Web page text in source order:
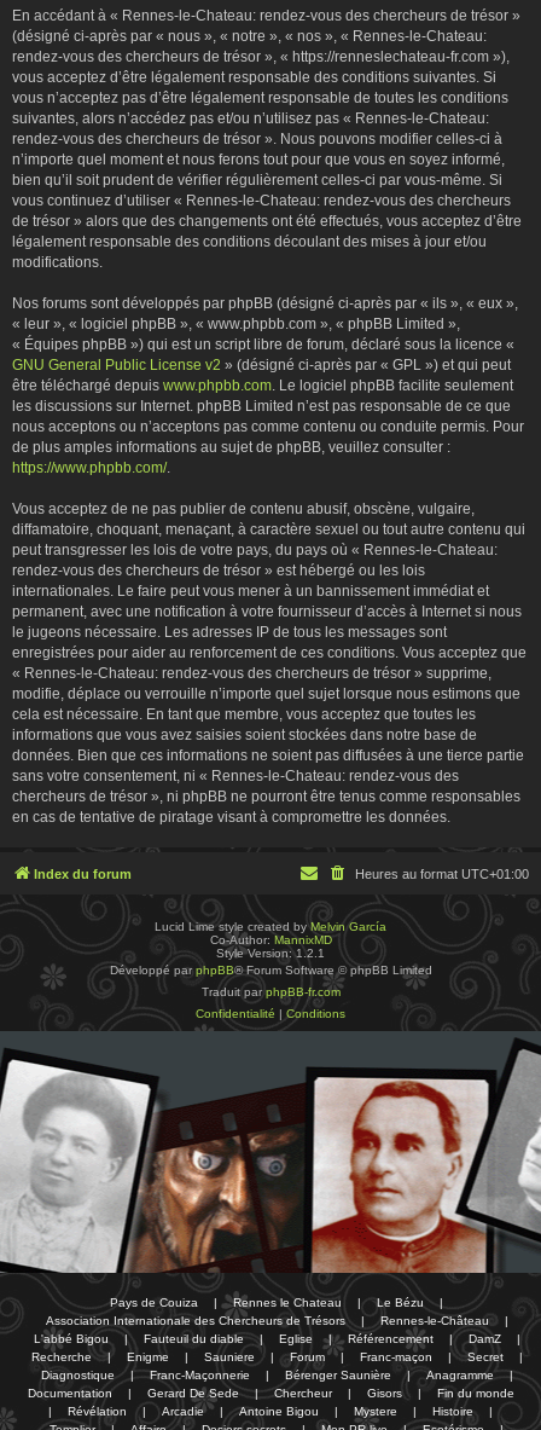
En accédant à « Rennes-le-Chateau: rendez-vous des chercheurs de trésor »
(désigné ci-après par « nous », « notre », « nos », « Rennes-le-Chateau:
rendez-vous des chercheurs de trésor », « https://renneslechateau-fr.com »),
vous acceptez d’être légalement responsable des conditions suivantes. Si
vous n’acceptez pas d’être légalement responsable de toutes les conditions
suivantes, alors n’accédez pas et/ou n’utilisez pas « Rennes-le-Chateau:
rendez-vous des chercheurs de trésor ». Nous pouvons modifier celles-ci à
n’importe quel moment et nous ferons tout pour que vous en soyez informé,
bien qu’il soit prudent de vérifier régulièrement celles-ci par vous-même. Si
vous continuez d’utiliser « Rennes-le-Chateau: rendez-vous des chercheurs
de trésor » alors que des changements ont été effectués, vous acceptez d’être
légalement responsable des conditions découlant des mises à jour et/ou
modifications.
Nos forums sont développés par phpBB (désigné ci-après par « ils », « eux »,
« leur », « logiciel phpBB », « www.phpbb.com », « phpBB Limited »,
« Équipes phpBB ») qui est un script libre de forum, déclaré sous la licence «
GNU General Public License v2 » (désigné ci-après par « GPL ») et qui peut
être téléchargé depuis www.phpbb.com. Le logiciel phpBB facilite seulement
les discussions sur Internet. phpBB Limited n’est pas responsable de ce que
nous acceptons ou n’acceptons pas comme contenu ou conduite permis. Pour
de plus amples informations au sujet de phpBB, veuillez consulter :
https://www.phpbb.com/.
Vous acceptez de ne pas publier de contenu abusif, obscène, vulgaire,
diffamatoire, choquant, menaçant, à caractère sexuel ou tout autre contenu qui
peut transgresser les lois de votre pays, du pays où « Rennes-le-Chateau:
rendez-vous des chercheurs de trésor » est hébergé ou les lois
internationales. Le faire peut vous mener à un bannissement immédiat et
permanent, avec une notification à votre fournisseur d’accès à Internet si nous
le jugeons nécessaire. Les adresses IP de tous les messages sont
enregistrées pour aider au renforcement de ces conditions. Vous acceptez que
« Rennes-le-Chateau: rendez-vous des chercheurs de trésor » supprime,
modifie, déplace ou verrouille n’importe quel sujet lorsque nous estimons que
cela est nécessaire. En tant que membre, vous acceptez que toutes les
informations que vous avez saisies soient stockées dans notre base de
données. Bien que ces informations ne soient pas diffusées à une tierce partie
sans votre consentement, ni « Rennes-le-Chateau: rendez-vous des
chercheurs de trésor », ni phpBB ne pourront être tenus comme responsables
en cas de tentative de piratage visant à compromettre les données.
Index du forum Heures au format UTC+01:00
Lucid Lime style created by Melvin García
Co-Author: MannixMD
Style Version: 1.2.1
Développé parphpBB® Forum Software © phpBB Limited
Traduit par phpBB-fr.com
Confidentialité | Conditions
Pays de Couiza | Rennes le Chateau | Le Bézu
|
Association Internationale des Chercheurs de Trésors
| Rennes-le-Château
|
L'abbé Bigou
| Fauteuil du diable | Eglise | Référencement | DamZ
|
Recherche
| Enigme | Sauniere | Forum | Franc-maçon | Secret
|
Diagnostique
| Franc-Maçonnerie | Bérenger Saunière | Anagramme
|
Documentation
| Gerard De Sede | Chercheur | Gisors |
Fin du monde
|
Révélation | Arcadie | Antoine Bigou | Mystere | Histoire
|